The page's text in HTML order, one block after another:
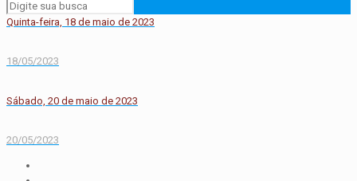
Quinta-feira, 18 de maio de 2023
18/05/2023
Sábado, 20 de maio de 2023
20/05/2023